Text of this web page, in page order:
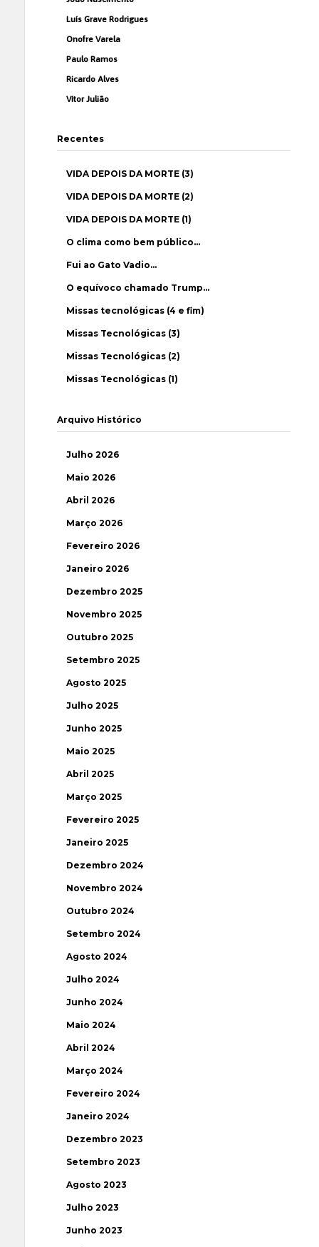
Luís Grave Rodrigues
Onofre Varela
Paulo Ramos
Ricardo Alves
Vítor Julião
Recentes
VIDA DEPOIS DA MORTE (3)
VIDA DEPOIS DA MORTE (2)
VIDA DEPOIS DA MORTE (1)
O clima como bem público…
Fui ao Gato Vadio…
O equívoco chamado Trump…
Missas tecnológicas (4 e fim)
Missas Tecnológicas (3)
Missas Tecnológicas (2)
Missas Tecnológicas (1)
Arquivo Histórico
Julho 2026
Maio 2026
Abril 2026
Março 2026
Fevereiro 2026
Janeiro 2026
Dezembro 2025
Novembro 2025
Outubro 2025
Setembro 2025
Agosto 2025
Julho 2025
Junho 2025
Maio 2025
Abril 2025
Março 2025
Fevereiro 2025
Janeiro 2025
Dezembro 2024
Novembro 2024
Outubro 2024
Setembro 2024
Agosto 2024
Julho 2024
Junho 2024
Maio 2024
Abril 2024
Março 2024
Fevereiro 2024
Janeiro 2024
Dezembro 2023
Setembro 2023
Agosto 2023
Julho 2023
Junho 2023